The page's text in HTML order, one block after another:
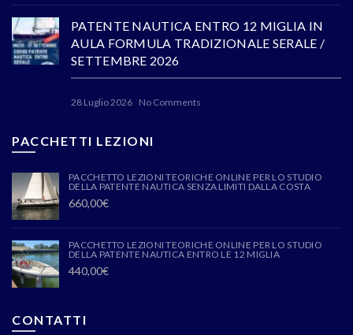
PATENTE NAUTICA ENTRO 12 MIGLIA IN
AULA FORMULA TRADIZIONALE SERALE /
SETTEMBRE 2026
28 Luglio 2026 No Comments
PACCHETTI LEZIONI
PACCHETTO LEZIONI TEORICHE ONLINE PER LO STUDIO
DELLA PATENTE NAUTICA SENZA LIMITI DALLA COSTA
660,00€
PACCHETTO LEZIONI TEORICHE ONLINE PER LO STUDIO
DELLA PATENTE NAUTICA ENTRO LE 12 MIGLIA
440,00€
CONTATTI